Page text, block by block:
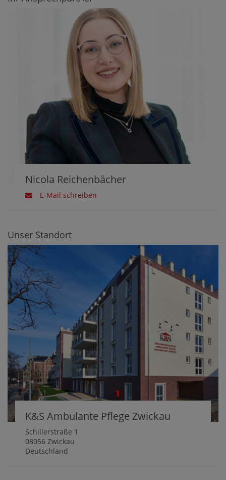
Nicola Reichenbächer
E-Mail schreiben
Unser Standort
K&S Ambulante Pflege Zwickau
Schillerstraße 1
08056 Zwickau
Deutschland